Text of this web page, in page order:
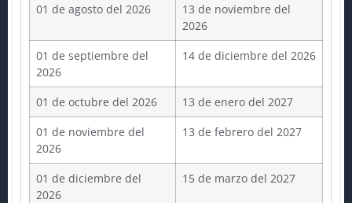
01 de agosto del 2026
13 de noviembre del
2026
01 de septiembre del
2026
14 de diciembre del 2026
01 de octubre del 2026
13 de enero del 2027
01 de noviembre del
2026
13 de febrero del 2027
01 de diciembre del
2026
15 de marzo del 2027